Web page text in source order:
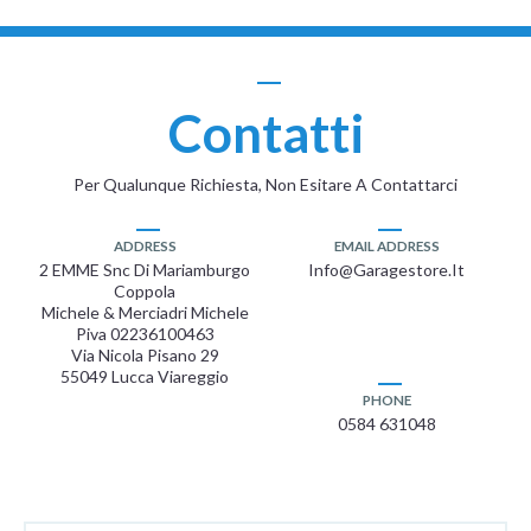
Contatti
Per Qualunque Richiesta, Non Esitare A Contattarci
ADDRESS
2 EMME Snc Di Mariamburgo
Coppola
Michele & Merciadri Michele
Piva 02236100463
Via Nicola Pisano 29
55049 Lucca Viareggio
EMAIL ADDRESS
Info@garagestore.it
PHONE
0584 631048